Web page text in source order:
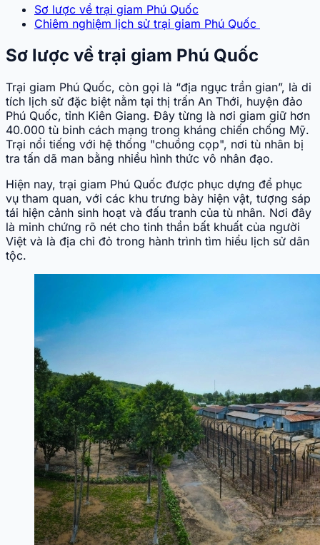
Sơ lược về trại giam Phú Quốc
Chiêm nghiệm lịch sử trại giam Phú Quốc
Sơ lược về trại giam Phú Quốc
Trại giam Phú Quốc, còn gọi là “địa ngục trần gian”, là di
tích lịch sử đặc biệt nằm tại thị trấn An Thới, huyện đảo
Phú Quốc, tỉnh Kiên Giang. Đây từng là nơi giam giữ hơn
40.000 tù binh cách mạng trong kháng chiến chống Mỹ.
Trại nổi tiếng với hệ thống "chuồng cọp", nơi tù nhân bị
tra tấn dã man bằng nhiều hình thức vô nhân đạo.
Hiện nay, trại giam Phú Quốc được phục dựng để phục
vụ tham quan, với các khu trưng bày hiện vật, tượng sáp
tái hiện cảnh sinh hoạt và đấu tranh của tù nhân. Nơi đây
là minh chứng rõ nét cho tinh thần bất khuất của người
Việt và là địa chỉ đỏ trong hành trình tìm hiểu lịch sử dân
tộc.